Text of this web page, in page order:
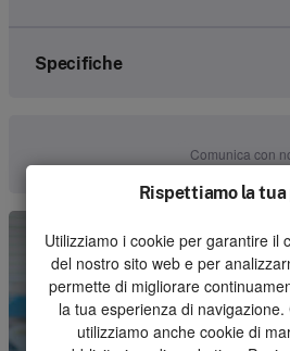
Specifiche
Numero dell'articolo
Unità
Pezzo
Quantità minima d'ordine
1
Comunica con
Rispettiamo la
Utilizziamo i cookie per garantire il
del nostro sito web e per
permette di migliorare
la tua esperienza di
utilizziamo anche cookie di